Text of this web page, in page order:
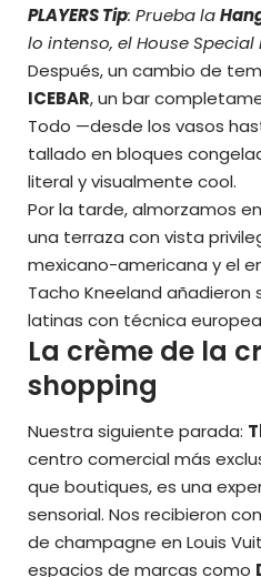
PLAYERS Tip: Prueba la
lo intenso, el House
Después, un cambio de
ICEBAR, un bar
Todo —desde los vasos
tallado en bloques
literal y visualmente cool.
Por la tarde, almorzamos
una terraza con vista
mexicano-americana y el
Tacho Kneeland añadieron
latinas con técnica
La crème de la
shopping
Nuestra siguiente parada:
centro comercial más
que boutiques, es una
sensorial. Nos recibieron
de champagne en Louis
espacios de marcas como